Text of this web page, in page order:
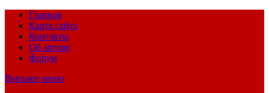
Главная
Карта сайта
Контакты
Об авторе
Форум
Верхнее меню